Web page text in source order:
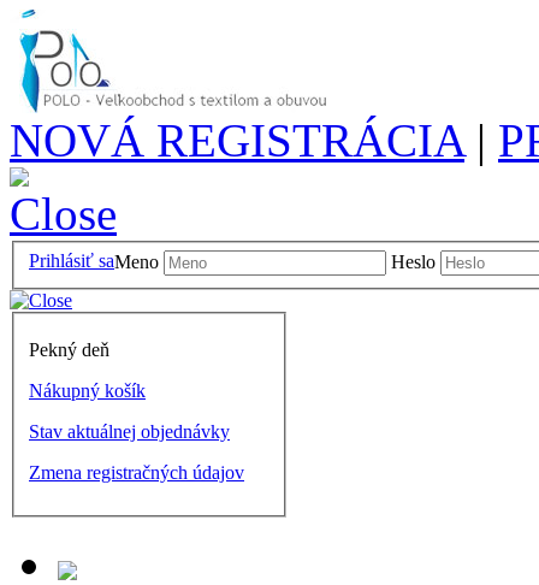
NOVÁ REGISTRÁCIA|
Meno Heslo
Prihlásiť sa
Pekný deň
Nákupný košík
Stav aktuálnej objednávky
Zmena registračných údajov